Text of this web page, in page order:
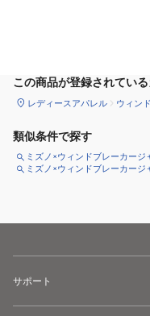
この商品が登録されている
レディースアパレル ウィン
類似条件で探す
ミズノ×ウィンドブレーカージ
ミズノ×ウィンドブレーカージ
サポート